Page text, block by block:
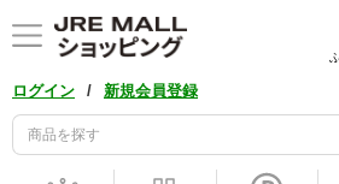
ログイン / 新規会員登録